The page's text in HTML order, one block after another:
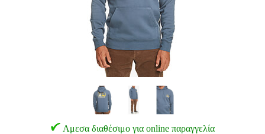
Αμεσα διαθέσιμο για online παραγγελία